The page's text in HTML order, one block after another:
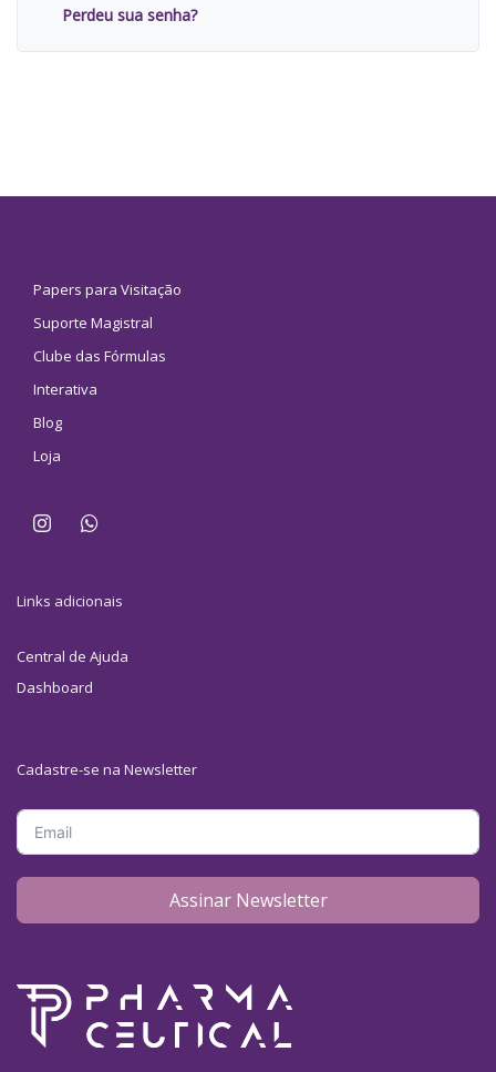
Perdeu sua senha?
Papers para Visitação
Suporte Magistral
Clube das Fórmulas
Interativa
Blog
Loja
Links adicionais
Central de Ajuda
Dashboard
Cadastre-se na Newsletter
Assinar Newsletter